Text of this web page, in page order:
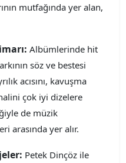
mutfağında yer alan,
Albümlerinde hit
söz ve bestesi
acısını, kavuşma
çok iyi dizelere
de müzik
arasında yer alır.
Petek Dinçöz ile